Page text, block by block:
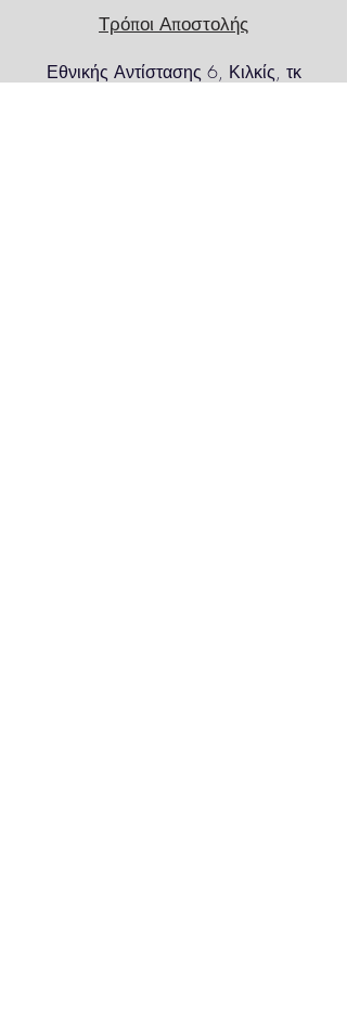
Για απομακρυσμένες
δυσπρόσιτες περιοχές,
ισχύουν προσαυξημένα έξοδα
Τρόποι Αποστολής
Εθνικής Αντίστασης 6, Κιλκίς, τκ